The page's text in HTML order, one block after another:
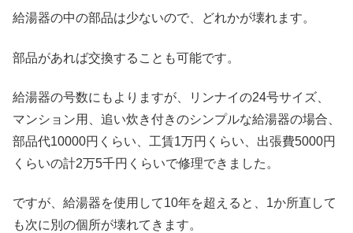
給湯器の中の部品は少ないので、どれかが壊れます。
部品があれば交換することも可能です。
給湯器の号数にもよりますが、リンナイの24号サイズ、
マンション用、追い炊き付きのシンプルな給湯器の場合、
部品代10000円くらい、工賃1万円くらい、出張費5000円
くらいの計2万5千円くらいで修理できました。
ですが、給湯器を使用して10年を超えると、1か所直して
も次に別の個所が壊れてきます。